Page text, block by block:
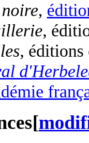
,
,
, éditions
[